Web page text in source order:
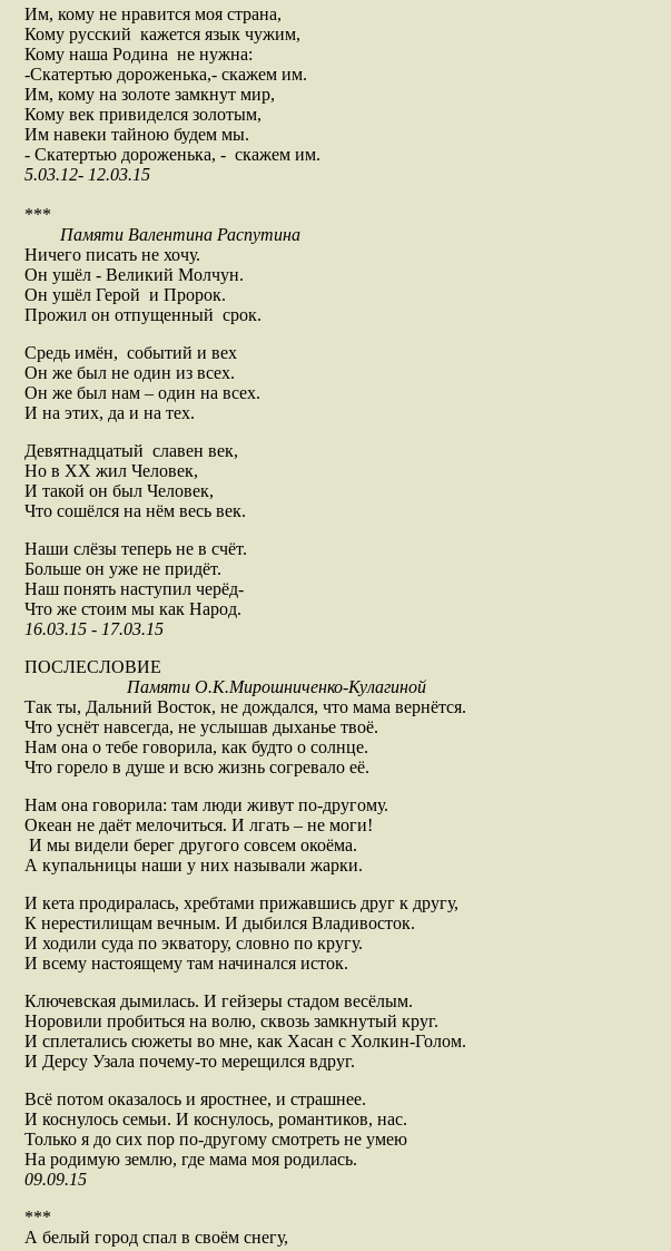
Им, кому не нравится моя страна,
Кому русский кажется язык чужим,
Кому наша Родина не нужна:
-Скатертью дороженька,- скажем им.
Им, кому на золоте замкнут мир,
Кому век привиделся золотым,
Им навеки тайною будем мы.
- Скатертью дороженька, - скажем им.
5.03.12- 12.03.15
***
Памяти Валентина Распутина
Ничего писать не хочу.
Он ушёл - Великий Молчун.
Он ушёл Герой и Пророк.
Прожил он отпущенный срок.
Средь имён, событий и вех
Он же был не один из всех.
Он же был нам – один на всех.
И на этих, да и на тех.
Девятнадцатый славен век,
Но в ХХ жил Человек,
И такой он был Человек,
Что сошёлся на нём весь век.
Наши слёзы теперь не в счёт.
Больше он уже не придёт.
Наш понять наступил черёд-
Что же стоим мы как Народ.
16.03.15 - 17.03.15
ПОСЛЕСЛОВИЕ
Памяти О.К.Мирошниченко-Кулагиной
Так ты, Дальний Восток, не дождался, что мама вернётся.
Что уснёт навсегда, не услышав дыханье твоё.
Нам она о тебе говорила, как будто о солнце.
Что горело в душе и всю жизнь согревало её.
Нам она говорила: там люди живут по-другому.
Океан не даёт мелочиться. И лгать – не моги!
И мы видели берег другого совсем окоёма.
А купальницы наши у них называли жарки.
И кета продиралась, хребтами прижавшись друг к другу,
К нерестилищам вечным. И дыбился Владивосток.
И ходили суда по экватору, словно по кругу.
И всему настоящему там начинался исток.
Ключевская дымилась. И гейзеры стадом весёлым.
Норовили пробиться на волю, сквозь замкнутый круг.
И сплетались сюжеты во мне, как Хасан с Холкин-Голом.
И Дерсу Узала почему-то мерещился вдруг.
Всё потом оказалось и яростнее, и страшнее.
И коснулось семьи. И коснулось, романтиков, нас.
Только я до сих пор по-другому смотреть не умею
На родимую землю, где мама моя родилась.
09.09.15
***
А белый город спал в своём снегу,